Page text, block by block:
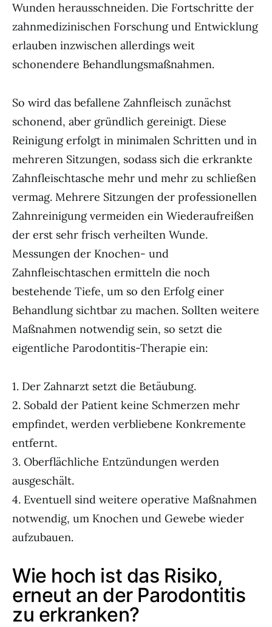
Wunden herausschneiden. Die Fortschritte der
zahnmedizinischen Forschung und Entwicklung
erlauben inzwischen allerdings weit
schonendere Behandlungsmaßnahmen.
So wird das befallene Zahnfleisch zunächst
schonend, aber gründlich gereinigt. Diese
Reinigung erfolgt in minimalen Schritten und in
mehreren Sitzungen, sodass sich die erkrankte
Zahnfleischtasche mehr und mehr zu schließen
vermag. Mehrere Sitzungen der professionellen
Zahnreinigung vermeiden ein Wiederaufreißen
der erst sehr frisch verheilten Wunde.
Messungen der Knochen- und
Zahnfleischtaschen ermitteln die noch
bestehende Tiefe, um so den Erfolg einer
Behandlung sichtbar zu machen. Sollten weitere
Maßnahmen notwendig sein, so setzt die
eigentliche Parodontitis-Therapie ein:
1. Der Zahnarzt setzt die Betäubung.
2. Sobald der Patient keine Schmerzen mehr
empfindet, werden verbliebene Konkremente
entfernt.
3. Oberflächliche Entzündungen werden
ausgeschält.
4. Eventuell sind weitere operative Maßnahmen
notwendig, um Knochen und Gewebe wieder
aufzubauen.
Wie hoch ist das Risiko,
erneut an der Parodontitis
zu erkranken?